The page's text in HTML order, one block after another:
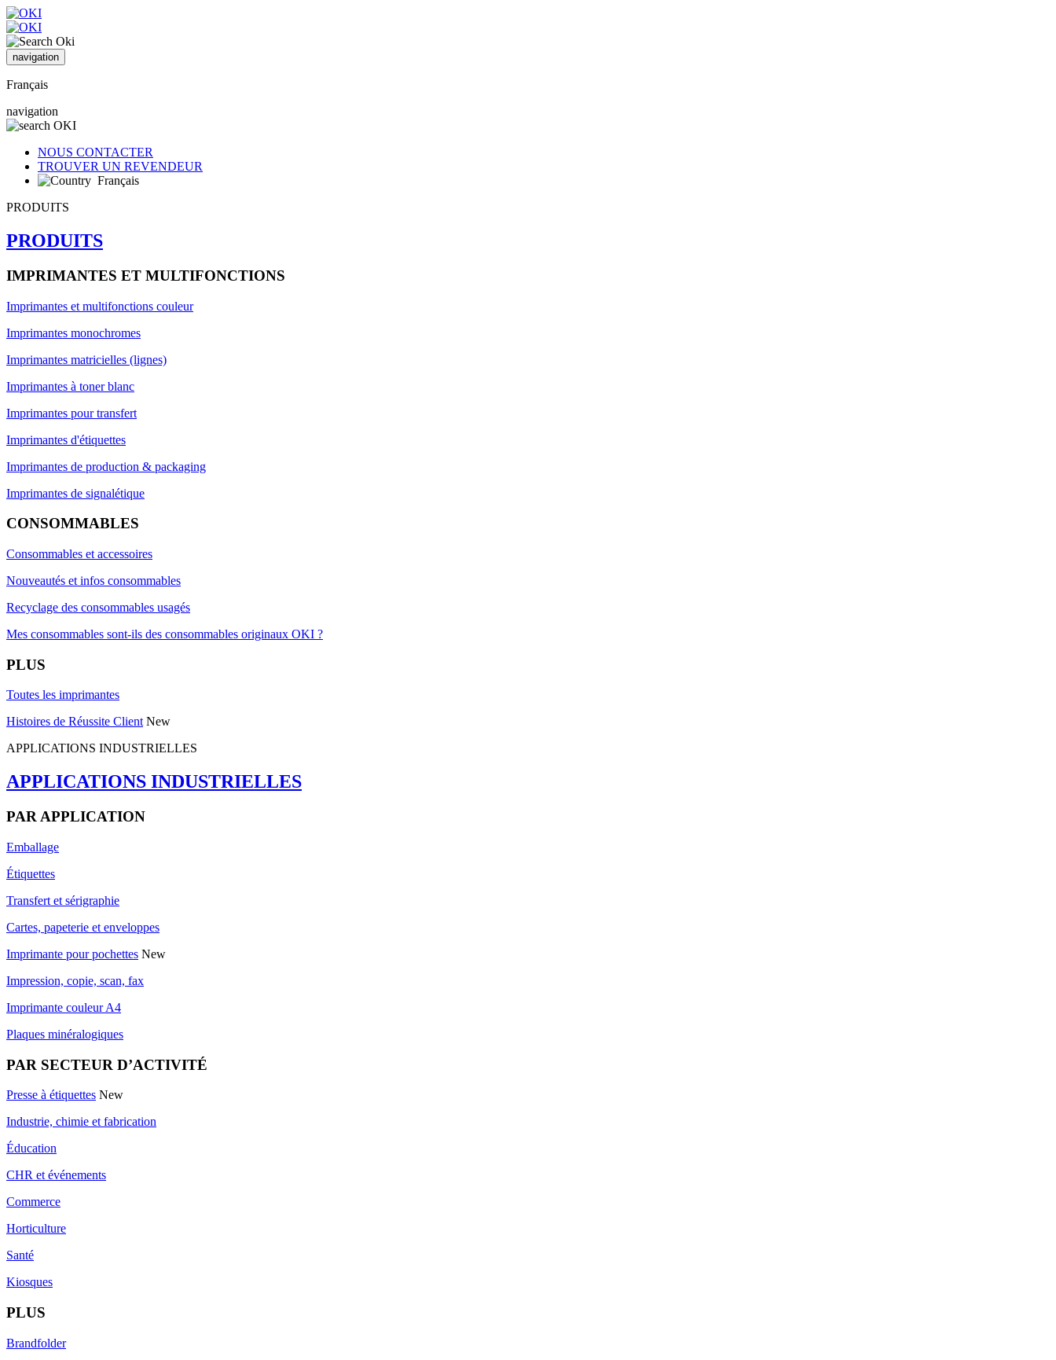
navigation
Français
navigation
NOUS CONTACTER
TROUVER UN REVENDEUR
Français
PRODUITS
PRODUITS
IMPRIMANTES ET MULTIFONCTIONS
Imprimantes et multifonctions couleur
Imprimantes monochromes
Imprimantes matricielles (lignes)
Imprimantes à toner blanc
Imprimantes pour transfert
Imprimantes d'étiquettes
Imprimantes de production & packaging
Imprimantes de signalétique
CONSOMMABLES
Consommables et accessoires
Nouveautés et infos consommables
Recyclage des consommables usagés
Mes consommables sont-ils des consommables originaux OKI ?
PLUS
Toutes les imprimantes
Histoires de Réussite Client New
APPLICATIONS INDUSTRIELLES
APPLICATIONS INDUSTRIELLES
PAR APPLICATION
Emballage
Étiquettes
Transfert et sérigraphie
Cartes, papeterie et enveloppes
Imprimante pour pochettes New
Impression, copie, scan, fax
Imprimante couleur A4
Plaques minéralogiques
PAR SECTEUR D’ACTIVITÉ
Presse à étiquettes New
Industrie, chimie et fabrication
Éducation
CHR et événements
Commerce
Horticulture
Santé
Kiosques
PLUS
Brandfolder